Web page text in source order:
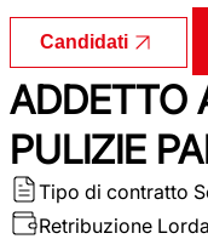
Candidati
ADDETTO
PULIZIE
Tipo di contratto
Retribuzione Lorda